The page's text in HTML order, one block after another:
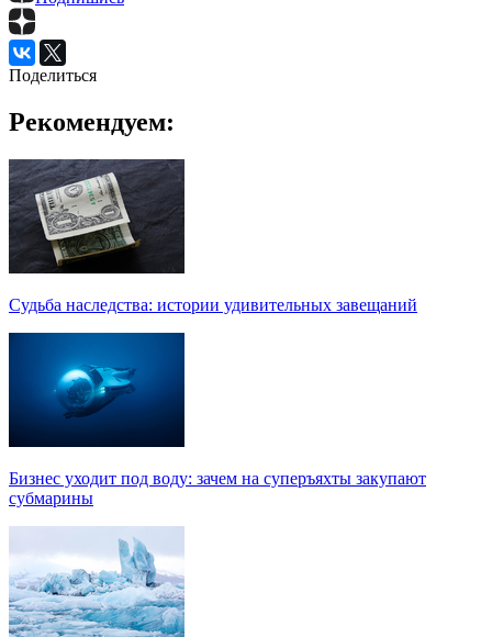
Поделиться
Рекомендуем:
Судьба наследства: истории удивительных завещаний
Бизнес уходит под воду: зачем на суперъяхты закупают
субмарины